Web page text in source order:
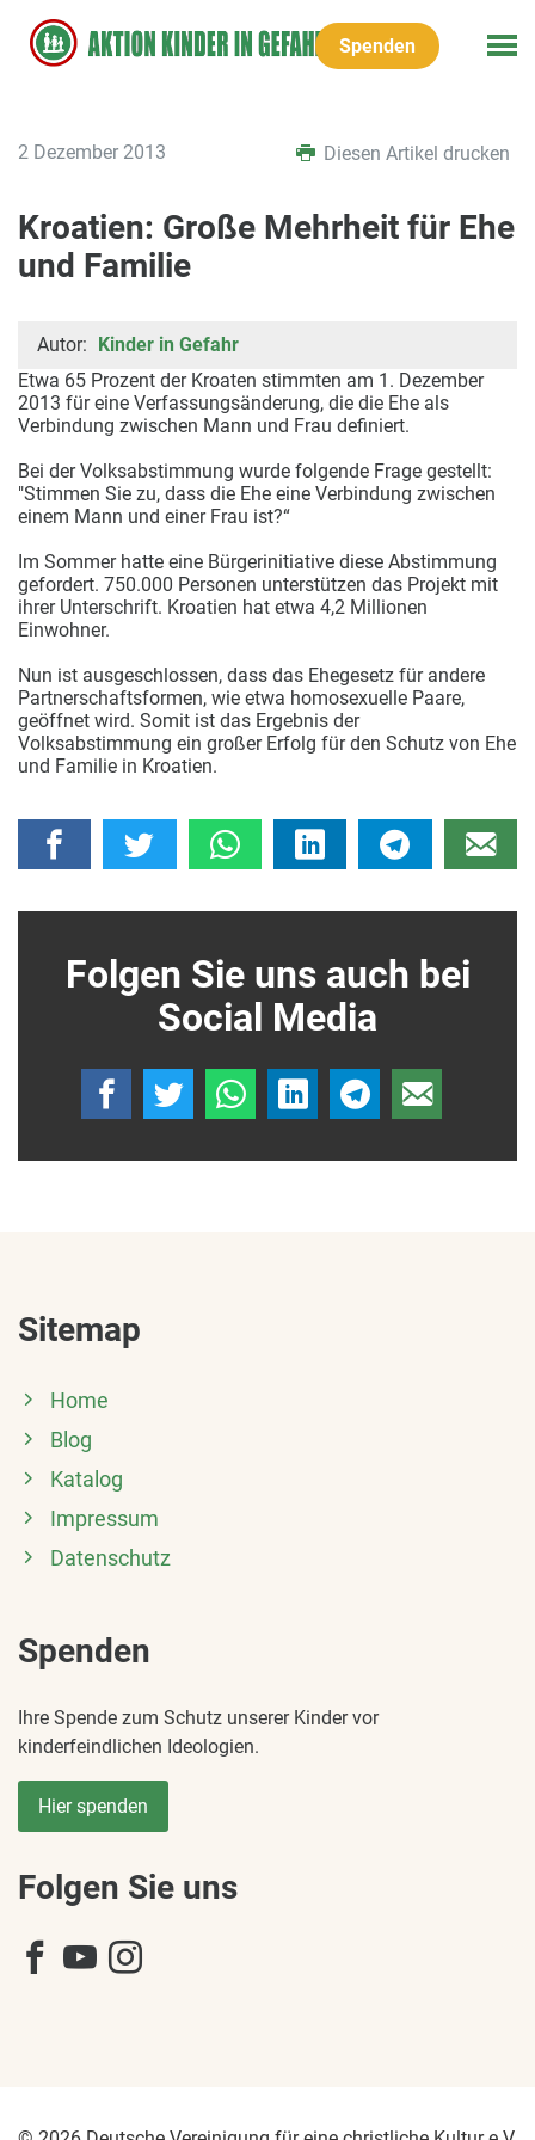
Spenden
2 Dezember 2013 Diesen Artikel drucken
Kroatien: Große Mehrheit für Ehe
und Familie
Autor: Kinder in Gefahr
Etwa 65 Prozent der Kroaten stimmten am 1. Dezember
2013 für eine Verfassungsänderung, die die Ehe als
Verbindung zwischen Mann und Frau definiert.
Bei der Volksabstimmung wurde folgende Frage gestellt:
"Stimmen Sie zu, dass die Ehe eine Verbindung zwischen
einem Mann und einer Frau ist?“
Im Sommer hatte eine Bürgerinitiative diese Abstimmung
gefordert. 750.000 Personen unterstützen das Projekt mit
ihrer Unterschrift. Kroatien hat etwa 4,2 Millionen
Einwohner.
Nun ist ausgeschlossen, dass das Ehegesetz für andere
Partnerschaftsformen, wie etwa homosexuelle Paare,
geöffnet wird. Somit ist das Ergebnis der
Volksabstimmung ein großer Erfolg für den Schutz von Ehe
und Familie in Kroatien.
Folgen Sie uns auch bei
Social Media
Sitemap
Home
Blog
Katalog
Impressum
Datenschutz
Spenden
Ihre Spende zum Schutz unserer Kinder vor
kinderfeindlichen Ideologien.
Hier spenden
Folgen Sie uns